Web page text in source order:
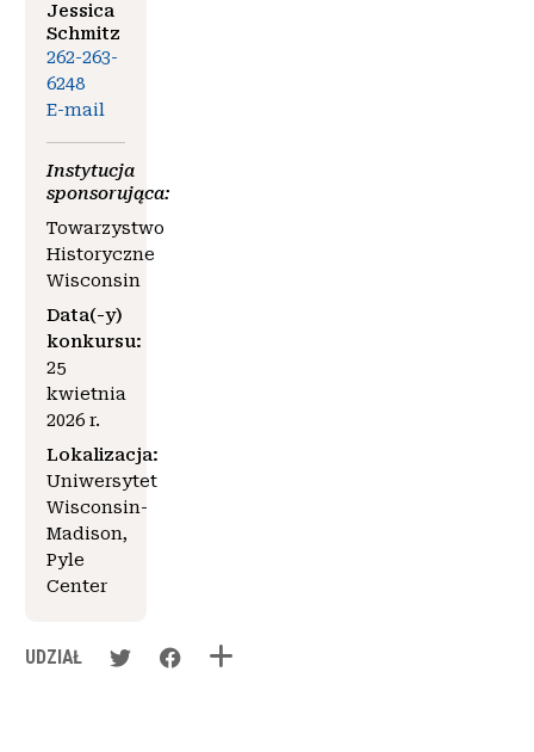
Jessica
Schmitz
262-263-
6248
E-mail
Instytucja
sponsorująca:
Towarzystwo
Historyczne
Wisconsin
Data(-y)
konkursu:
25
kwietnia
2026 r.
Lokalizacja:
Uniwersytet
Wisconsin-
Madison,
Pyle
Center
UDZIAŁ